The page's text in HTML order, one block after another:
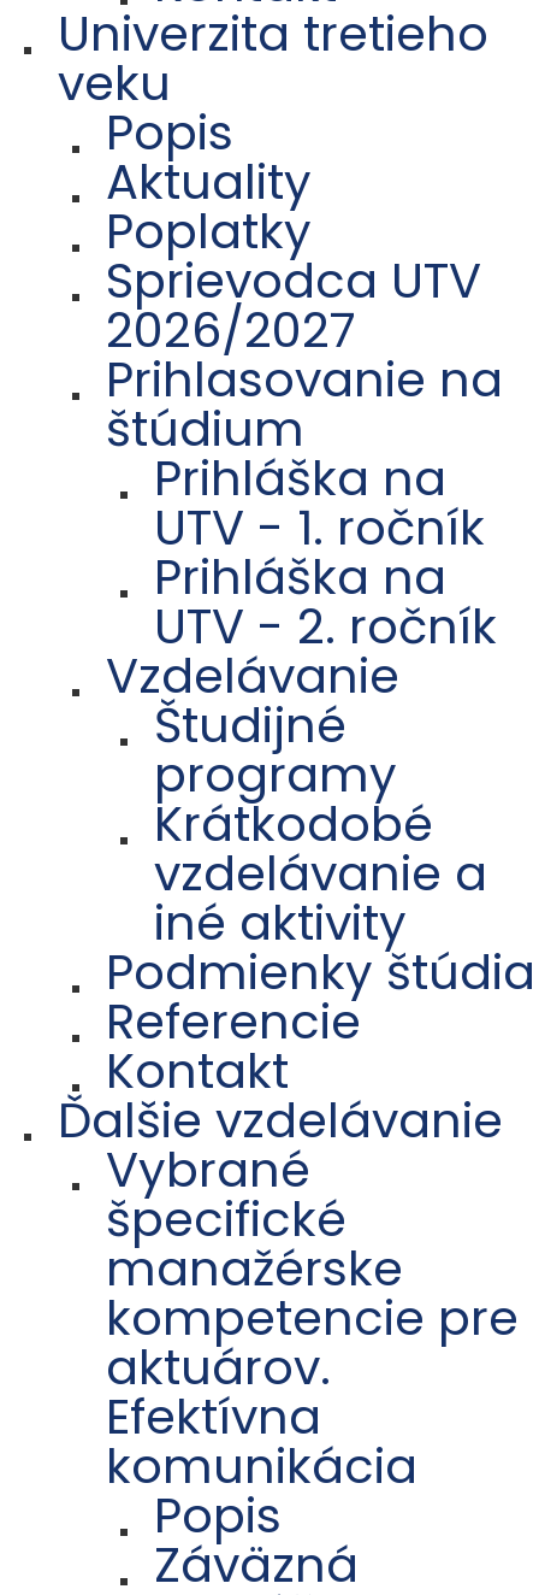
Univerzita tretieho
veku
Popis
Aktuality
Poplatky
Sprievodca UTV
2026/2027
Prihlasovanie na
štúdium
Prihláška na
UTV - 1. ročník
Prihláška na
UTV - 2. ročník
Vzdelávanie
Študijné
programy
Krátkodobé
vzdelávanie a
iné aktivity
Podmienky štúdia
Referencie
Kontakt
Ďalšie vzdelávanie
Vybrané
špecifické
manažérske
kompetencie pre
aktuárov.
Efektívna
komunikácia
Popis
Záväzná